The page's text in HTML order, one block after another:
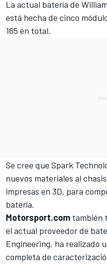
La actual batería de
está hecha de cinco
165 en total.
Se cree que Spark
nuevos materiales al
impresas en 3D, para
batería.
Motorsport.com también
el actual proveedor de
Engineering, ha realizado
completa de